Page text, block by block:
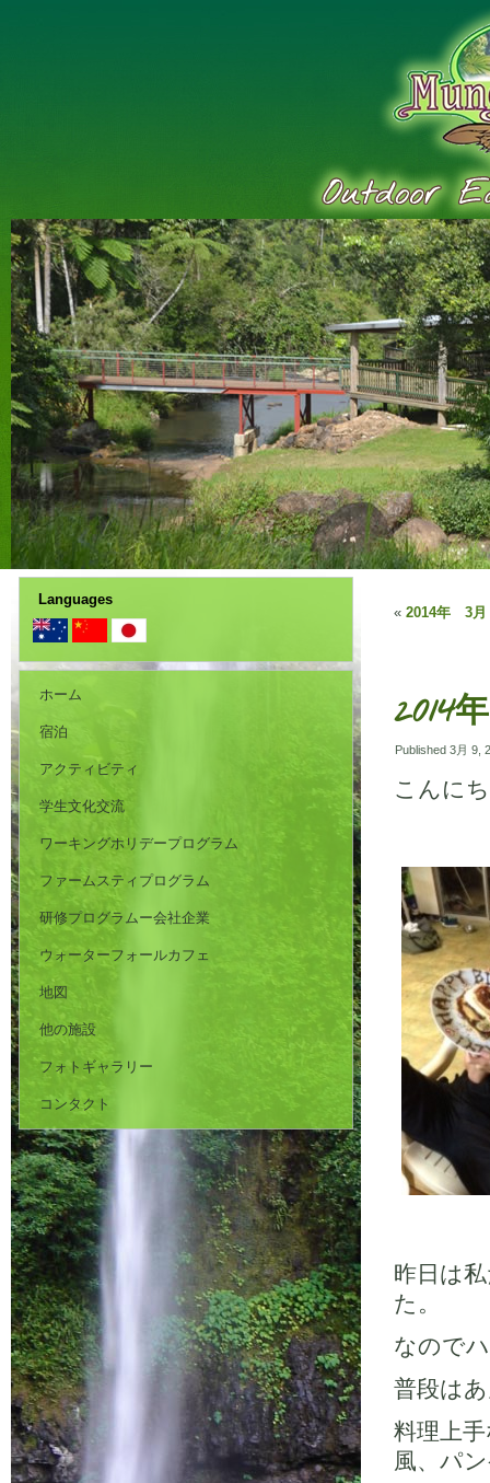
Languages
ホーム
宿泊
アクティビティ
学生文化交流
ワーキングホリデープログラム
ファームスティプログラム
研修プログラムー会社企業
ウォーターフォールカフェ
地図
他の施設
フォトギャラリー
コンタクト
« 2014年 3月
2014
Published 3月 9,
こんに
昨日は
た。
なので
普段は
料理上
風、パ